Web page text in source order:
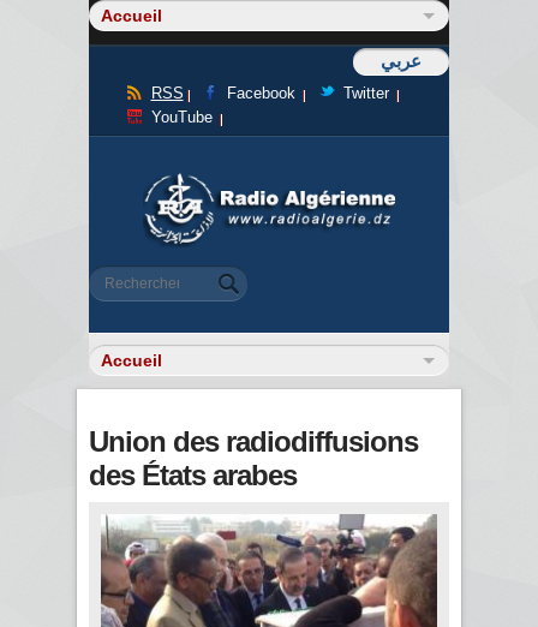
عربي
RSS Facebook
Twitter
YouTube
Formulaire de recherche
Rechercher
Union des radiodiffusions
des États arabes